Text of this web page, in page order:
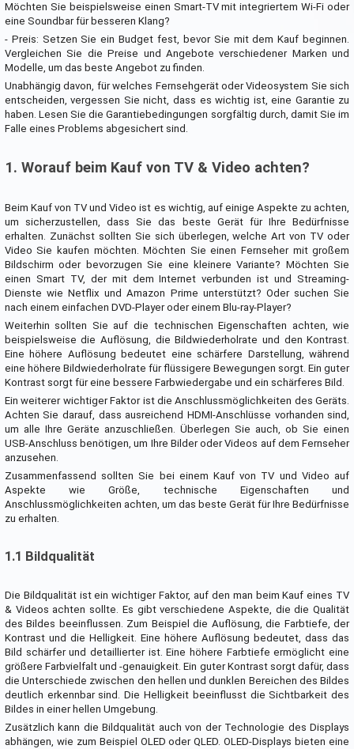
Möchten Sie beispielsweise einen Smart-TV mit integriertem Wi-Fi oder
eine Soundbar für besseren Klang?
- Preis: Setzen Sie ein Budget fest, bevor Sie mit dem Kauf beginnen.
Vergleichen Sie die Preise und Angebote verschiedener Marken und
Modelle, um das beste Angebot zu finden.
Unabhängig davon, für welches Fernsehgerät oder Videosystem Sie sich
entscheiden, vergessen Sie nicht, dass es wichtig ist, eine Garantie zu
haben. Lesen Sie die Garantiebedingungen sorgfältig durch, damit Sie im
Falle eines Problems abgesichert sind.
1. Worauf beim Kauf von TV & Video achten?
Beim Kauf von TV und Video ist es wichtig, auf einige Aspekte zu achten,
um sicherzustellen, dass Sie das beste Gerät für Ihre Bedürfnisse
erhalten. Zunächst sollten Sie sich überlegen, welche Art von TV oder
Video Sie kaufen möchten. Möchten Sie einen Fernseher mit großem
Bildschirm oder bevorzugen Sie eine kleinere Variante? Möchten Sie
einen Smart TV, der mit dem Internet verbunden ist und Streaming-
Dienste wie Netflix und Amazon Prime unterstützt? Oder suchen Sie
nach einem einfachen DVD-Player oder einem Blu-ray-Player?
Weiterhin sollten Sie auf die technischen Eigenschaften achten, wie
beispielsweise die Auflösung, die Bildwiederholrate und den Kontrast.
Eine höhere Auflösung bedeutet eine schärfere Darstellung, während
eine höhere Bildwiederholrate für flüssigere Bewegungen sorgt. Ein guter
Kontrast sorgt für eine bessere Farbwiedergabe und ein schärferes Bild.
Ein weiterer wichtiger Faktor ist die Anschlussmöglichkeiten des Geräts.
Achten Sie darauf, dass ausreichend HDMI-Anschlüsse vorhanden sind,
um alle Ihre Geräte anzuschließen. Überlegen Sie auch, ob Sie einen
USB-Anschluss benötigen, um Ihre Bilder oder Videos auf dem Fernseher
anzusehen.
Zusammenfassend sollten Sie bei einem Kauf von TV und Video auf
Aspekte wie Größe, technische Eigenschaften und
Anschlussmöglichkeiten achten, um das beste Gerät für Ihre Bedürfnisse
zu erhalten.
1.1 Bildqualität
Die Bildqualität ist ein wichtiger Faktor, auf den man beim Kauf eines TV
& Videos achten sollte. Es gibt verschiedene Aspekte, die die Qualität
des Bildes beeinflussen. Zum Beispiel die Auflösung, die Farbtiefe, der
Kontrast und die Helligkeit. Eine höhere Auflösung bedeutet, dass das
Bild schärfer und detaillierter ist. Eine höhere Farbtiefe ermöglicht eine
größere Farbvielfalt und -genauigkeit. Ein guter Kontrast sorgt dafür, dass
die Unterschiede zwischen den hellen und dunklen Bereichen des Bildes
deutlich erkennbar sind. Die Helligkeit beeinflusst die Sichtbarkeit des
Bildes in einer hellen Umgebung.
Zusätzlich kann die Bildqualität auch von der Technologie des Displays
abhängen, wie zum Beispiel OLED oder QLED. OLED-Displays bieten eine